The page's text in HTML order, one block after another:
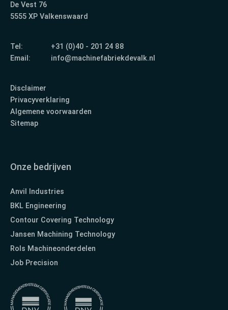
De Vest 76
5555 XP Valkenswaard
Tel:
+31 (0)40 - 201 24 88
Email:
info@machinefabriekdevalk.nl
Disclaimer
Privacyverklaring
Algemene voorwaarden
Sitemap
Onze bedrijven
Anvil Industries
BKL Engineering
Contour Covering Technology
Jansen Machining Technology
Rols Machineonderdelen
Job Precision